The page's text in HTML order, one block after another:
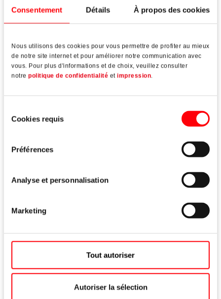
Consentement Détails À propos des cookies
Nous utilisons des cookies pour vous permettre de profiter au mieux
de notre site internet et pour améliorer notre communication avec
vous. Pour plus d'informations et de choix, veuillez consulter
notre politique de confidentialité et impression.
duCookies requis
Préférences
Analyse et personnalisation
Marketing
Tout autoriser
Autoriser la sélection
Lire plus
Verrouillages multipoints électromécaniques pour